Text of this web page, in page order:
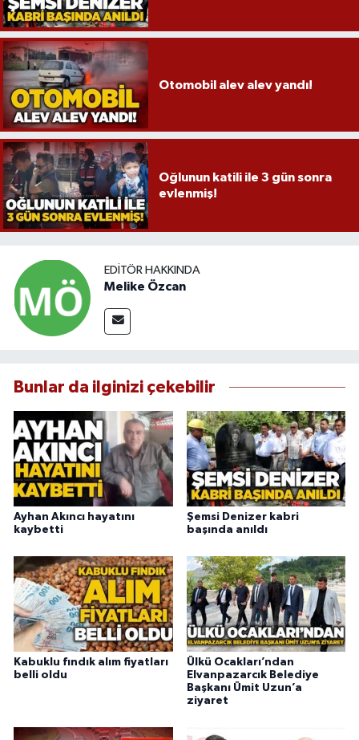
Otomobil alev alev yandı!
Oğlunun katili ile 3 gün sonra
evlenmiş!
EDITÖR HAKKINDA
Melike Özcan
Bunlar da ilginizi çekebilir
Ayhan Akıncı hayatını
kaybetti
Şemsi Denizer kabri
başında anıldı
Kabuklu fındık alım fiyatları
belli oldu
Ülkü Ocakları’ndan
Elvanpazarcık Belediye
Başkanı Ümit Uzun’a
ziyaret